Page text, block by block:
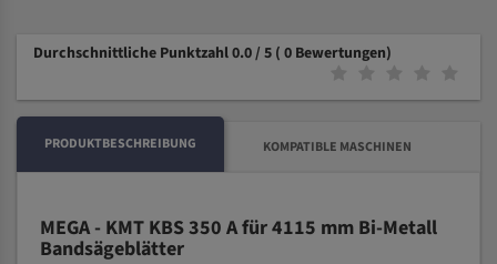
Durchschnittliche Punktzahl 0.0 / 5 ( 0 Bewertungen)
PRODUKTBESCHREIBUNG KOMPATIBLE MASCHINEN
MEGA - KMT KBS 350 A für 4115 mm Bi-Metall
Bandsägeblätter